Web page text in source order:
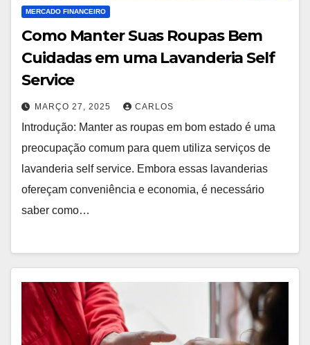
MERCADO FINANCEIRO
Como Manter Suas Roupas Bem
Cuidadas em uma Lavanderia Self
Service
MARÇO 27, 2025 CARLOS
Introdução: Manter as roupas em bom estado é uma
preocupação comum para quem utiliza serviços de
lavanderia self service. Embora essas lavanderias
ofereçam conveniência e economia, é necessário
saber como…